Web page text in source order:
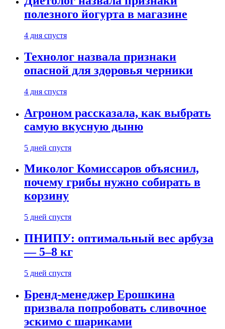
полезного йогурта в магазине
4 дня спустя
Технолог назвала признаки
опасной для здоровья черники
4 дня спустя
Агроном рассказала, как выбрать
самую вкусную дыню
5 дней спустя
Миколог Комиссаров объяснил,
почему грибы нужно собирать в
корзину
5 дней спустя
ПНИПУ: оптимальный вес арбуза
— 5–8 кг
5 дней спустя
Бренд-менеджер Ерошкина
призвала попробовать сливочное
эскимо с шариками